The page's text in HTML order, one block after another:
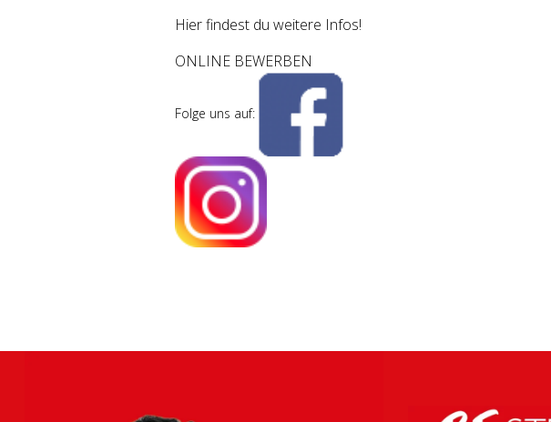
Hier findest du weitere Infos!
ONLINE BEWERBEN
Folge uns auf: